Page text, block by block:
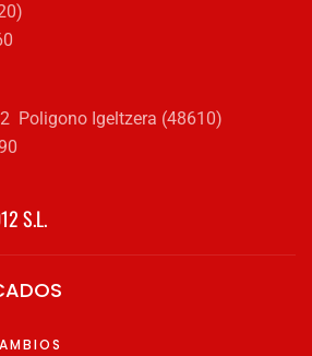
Poligono Igeltzera (48610)
S.L.